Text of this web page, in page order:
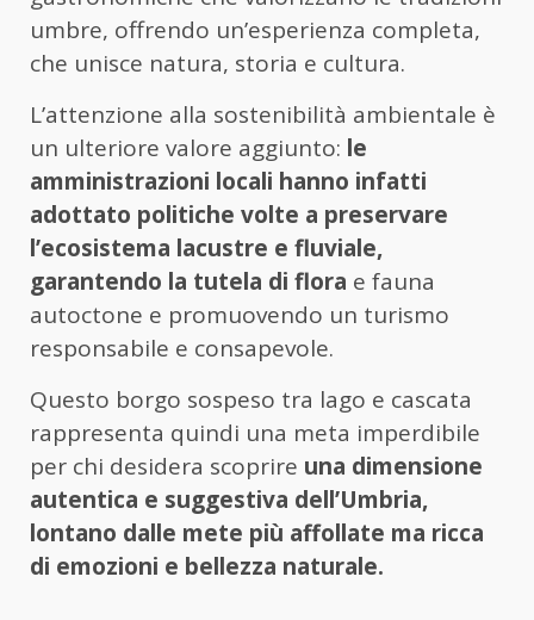
umbre, offrendo un’esperienza completa,
che unisce natura, storia e cultura.
L’attenzione alla sostenibilità ambientale è
un ulteriore valore aggiunto: le
amministrazioni locali hanno infatti
adottato politiche volte a preservare
l’ecosistema lacustre e fluviale,
garantendo la tutela di flora e fauna
autoctone e promuovendo un turismo
responsabile e consapevole.
Questo borgo sospeso tra lago e cascata
rappresenta quindi una meta imperdibile
per chi desidera scoprire una dimensione
autentica e suggestiva dell’Umbria,
lontano dalle mete più affollate ma ricca
di emozioni e bellezza naturale.